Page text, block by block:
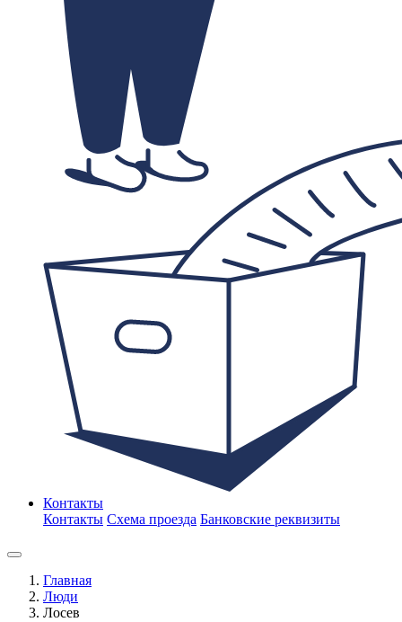
Контакты
Контакты Схема проезда Банковские реквизиты
Главная
Люди
Лосев